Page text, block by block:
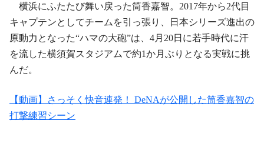
横浜にふたたび舞い戻った筒香嘉智。2017年から2代目
キャプテンとしてチームを引っ張り、日本シリーズ進出の
原動力となった“ハマの大砲”は、4月20日に若手時代に汗
を流した横須賀スタジアムで約1か月ぶりとなる実戦に挑
んだ。
【動画】さっそく快音連発！ DeNAが公開した筒香嘉智の
打撃練習シーン